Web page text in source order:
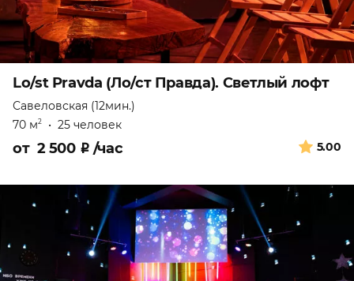
Lo/st Pravda (Ло/ст Правда). Светлый лофт
Савеловская (12мин.)
70 м2 • 25 человек
5.00
от 2 500 ₽ /час